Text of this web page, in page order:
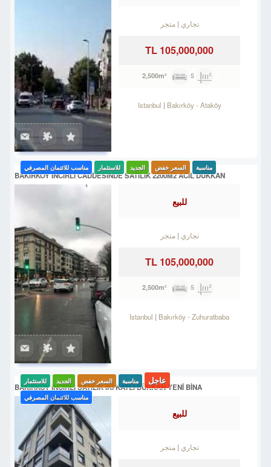
تجاري متجر
105,000,000 TL
5
Istanbul Bakırköy-Ataköy
BAKIRKÖY İNCİRLİ CADDESINDE SATILIK 2200M2 ACİL DÜKKAN
مناسبة السعر خفض الجديد للاستثمار مناسب للائتمان المصرفي
للبيع
تجاري متجر
105,000,000 TL
5
Istanbul Bakırköy-Zuhuratbaba
BAKIRKÖY İNCİRLİ SATILIK İKİ KATLI DÜKKAN YENİ BİNA
عاجل مناسبة السعر خفض الجديد
للاستثمار
مناسب للائتمان المصرفي
للبيع
تجاري متجر